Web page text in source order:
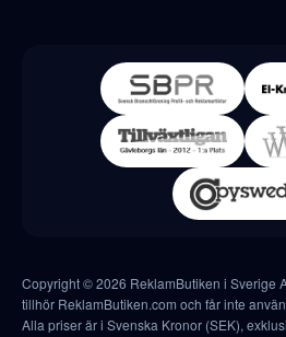
Copyright © 2026 ReklamButiken i Sverige
tillhör ReklamButiken.com och får inte
Alla priser är i Svenska Kronor (SEK),